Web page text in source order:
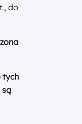
., do
tych
są